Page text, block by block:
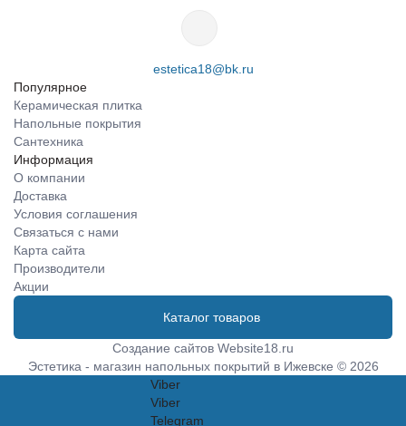
estetica18@bk.ru
Популярное
Керамическая плитка
Напольные покрытия
Сантехника
Информация
О компании
Доставка
Условия соглашения
Связаться с нами
Карта сайта
Производители
Акции
Каталог товаров
Создание сайтов Website18.ru
Эстетика - магазин напольных покрытий в Ижевске © 2026
Viber
Viber
Telegram